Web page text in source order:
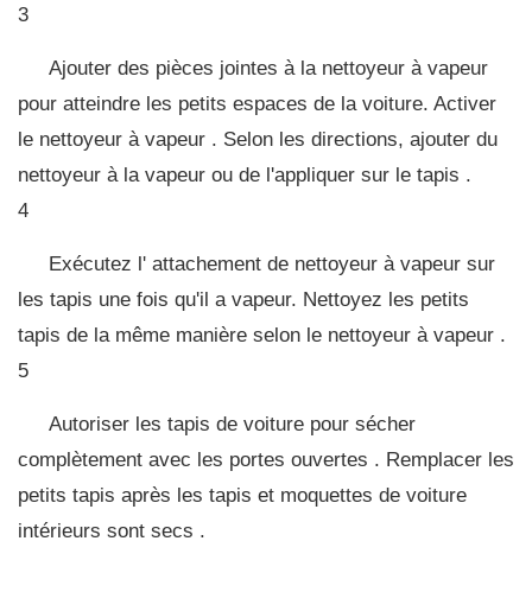
3
Ajouter des pièces jointes à la nettoyeur à vapeur
pour atteindre les petits espaces de la voiture. Activer
le nettoyeur à vapeur . Selon les directions, ajouter du
nettoyeur à la vapeur ou de l'appliquer sur le tapis .
4
Exécutez l' attachement de nettoyeur à vapeur sur
les tapis une fois qu'il a vapeur. Nettoyez les petits
tapis de la même manière selon le nettoyeur à vapeur .
5
Autoriser les tapis de voiture pour sécher
complètement avec les portes ouvertes . Remplacer les
petits tapis après les tapis et moquettes de voiture
intérieurs sont secs .